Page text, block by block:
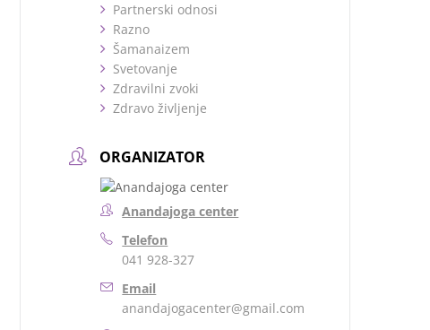
Partnerski odnosi
Razno
Šamanaizem
Svetovanje
Zdravilni zvoki
Zdravo življenje
ORGANIZATOR
Anandajoga center
Telefon
041 928-327
Email
anandajogacenter@gmail.com